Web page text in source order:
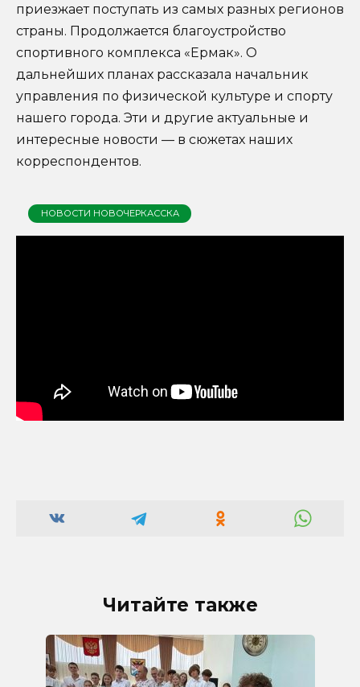
приезжает поступать из самых разных регионов
страны. Продолжается благоустройство
спортивного комплекса «Ермак». О
дальнейших планах рассказала начальник
управления по физической культуре и спорту
нашего города. Эти и другие актуальные и
интересные новости — в сюжетах наших
корреспондентов.
НОВОСТИ НОВОЧЕРКАССКА
Читайте также